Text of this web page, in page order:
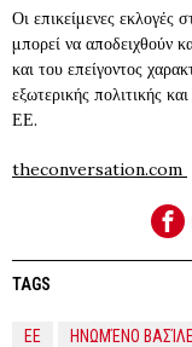
Οι επικείμενες
μπορεί να αποδειχθούν
και του επείγοντος
εξωτερικής πολιτικής
ΕΕ.
theconversation.com
TAGS
ΕΕ ΗΝΩΜΈΝΟ